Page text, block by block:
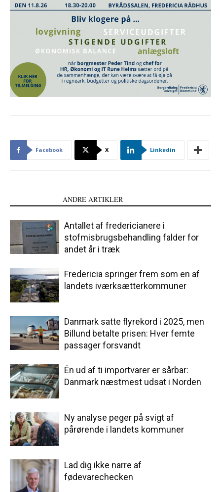
Facebook X Linkedin
ANDRE ARTIKLER
Antallet af fredericianere i
stofmisbrugsbehandling falder for
andet år i træk
Fredericia springer frem som en af
landets iværksætterkommuner
Danmark satte flyrekord i 2025, men
Billund betalte prisen: Hver femte
passager forsvandt
Én ud af ti importvarer er sårbar:
Danmark næstmest udsat i Norden
Ny analyse peger på svigt af
pårørende i landets kommuner
Lad dig ikke narre af
fødevarechecken